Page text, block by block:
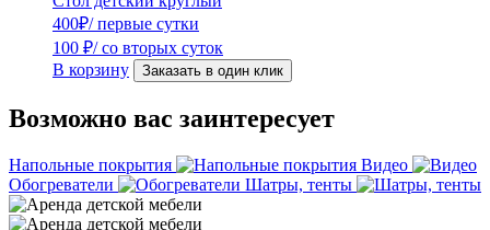
400₽/ первые сутки
100 ₽/ со вторых суток
В корзину
Заказать в один клик
Возможно вас заинтересует
Напольные покрытия
Видео
Обогреватели
Шатры, тенты